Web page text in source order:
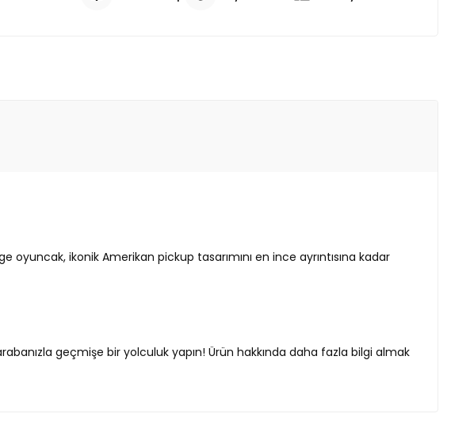
ikonik Amerikan pickup tasarımını en ince ayrıntısına kadar
geçmişe bir yolculuk yapın! Ürün hakkında daha fazla bilgi almak